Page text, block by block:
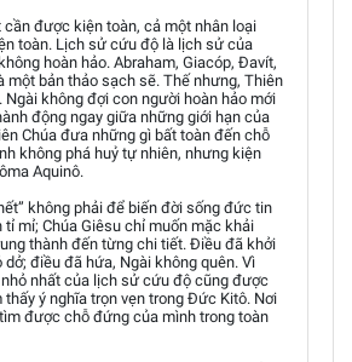
cần được kiện toàn, cả một nhân loại
toàn. Lịch sử cứu độ là lịch sử của
hoàn hảo. Abraham, Giacóp, Đavít,
một bản thảo sạch sẽ. Thế nhưng, Thiên
Ngài không đợi con người hoàn hảo mới
động ngay giữa những giới hạn của
Chúa đưa những gì bất toàn đến chỗ
không phá huỷ tự nhiên, nhưng kiện
Aquinô.
không phải để biến đời sống đức tin
mỉ; Chúa Giêsu chỉ muốn mặc khải
thành đến từng chi tiết. Điều đã khởi
điều đã hứa, Ngài không quên. Vì
nhất của lịch sử cứu độ cũng được
thấy ý nghĩa trọn vẹn trong Đức Kitô. Nơi
được chỗ đứng của mình trong toàn